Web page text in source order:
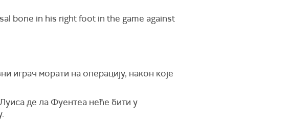
bone in his right foot in the game against
играч морати на операцију, након које
де ла Фуентеа неће бити у